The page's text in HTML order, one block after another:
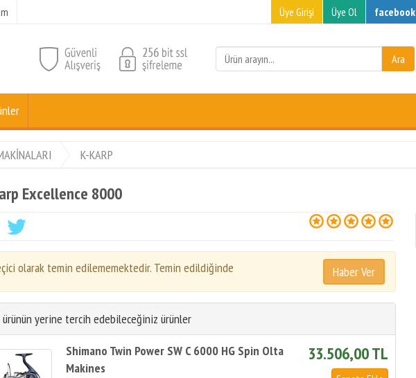
Üye Girişi Üye Ol facebook
K-KARP
Excellence 8000
olarak temin edilememektedir. Temin edildiğinde
ürünün yerine tercih edebileceğiniz ürünler
Shimano Twin Power SW C 6000 HG Spin Olta
Makines
33.506,00 TL